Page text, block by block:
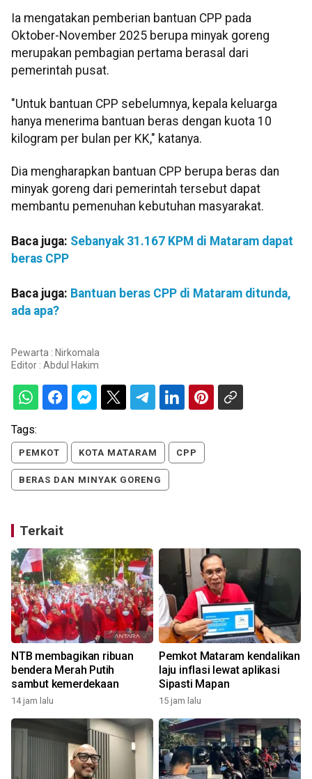
Ia mengatakan pemberian bantuan CPP pada
Oktober-November 2025 berupa minyak goreng
merupakan pembagian pertama berasal dari
pemerintah pusat.
"Untuk bantuan CPP sebelumnya, kepala keluarga
hanya menerima bantuan beras dengan kuota 10
kilogram per bulan per KK," katanya.
Dia mengharapkan bantuan CPP berupa beras dan
minyak goreng dari pemerintah tersebut dapat
membantu pemenuhan kebutuhan masyarakat.
Baca juga: Sebanyak 31.167 KPM di Mataram dapat
beras CPP
Baca juga: Bantuan beras CPP di Mataram ditunda,
ada apa?
Pewarta : Nirkomala
Editor : Abdul Hakim
Tags:
PEMKOT KOTA MATARAM CPP
BERAS DAN MINYAK GORENG
Terkait
NTB membagikan ribuan
bendera Merah Putih
sambut kemerdekaan
14 jam lalu
Pemkot Mataram kendalikan
laju inflasi lewat aplikasi
Sipasti Mapan
15 jam lalu